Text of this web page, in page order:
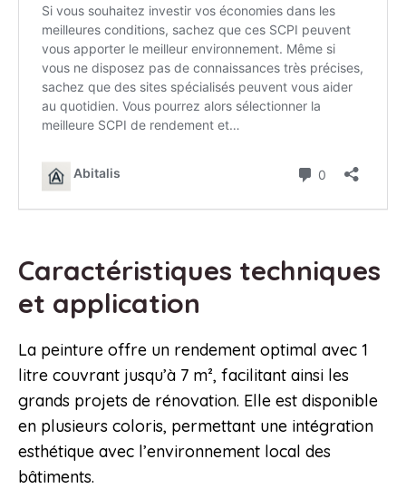
Caractéristiques techniques
et application
La peinture offre un rendement optimal avec 1
litre couvrant jusqu’à 7 m², facilitant ainsi les
grands projets de rénovation. Elle est disponible
en plusieurs coloris, permettant une intégration
esthétique avec l’environnement local des
bâtiments.